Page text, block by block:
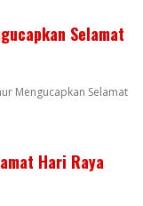
Selamat
Mengucapkan Selamat
Hari Raya